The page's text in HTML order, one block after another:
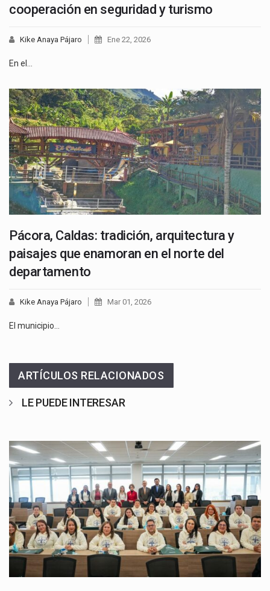
cooperación en seguridad y turismo
Kike Anaya Pájaro Ene 22, 2026
En el…
Pácora, Caldas: tradición, arquitectura y
paisajes que enamoran en el norte del
departamento
Kike Anaya Pájaro Mar 01, 2026
El municipio…
ARTÍCULOS RELACIONADOS
LE PUEDE INTERESAR